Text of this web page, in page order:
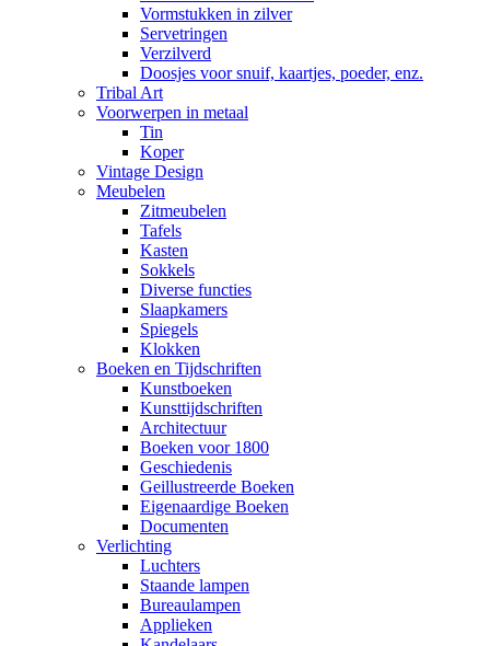
Vormstukken in zilver
Servetringen
Verzilverd
Doosjes voor snuif, kaartjes, poeder, enz.
Tribal Art
Voorwerpen in metaal
Tin
Koper
Vintage Design
Meubelen
Zitmeubelen
Tafels
Kasten
Sokkels
Diverse functies
Slaapkamers
Spiegels
Klokken
Boeken en Tijdschriften
Kunstboeken
Kunsttijdschriften
Architectuur
Boeken voor 1800
Geschiedenis
Geillustreerde Boeken
Eigenaardige Boeken
Documenten
Verlichting
Luchters
Staande lampen
Bureaulampen
Applieken